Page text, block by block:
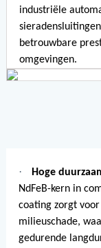
industriële
betrouwbare
omgevingen.
· Hoge
NdFeB-kern in
coating zorgt
milieuschade,
gedurende